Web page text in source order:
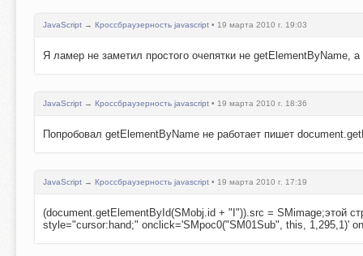
JavaScript → Кроссбраузерность javascript • 19 марта 2010 г. 19:03
Я ламер не заметил простого очепятки не getElementByName,
JavaScript → Кроссбраузерность javascript • 19 марта 2010 г. 18:36
Попробовал getElementByName не работает пишет
JavaScript → Кроссбраузерность javascript • 19 марта 2010 г. 17:19
(document.getElementById(SMobj.id + "I")).src = SMimage;этой
style="cursor:hand;" onclick='SMpoc0("SM01Sub", this, 1,295,1)'